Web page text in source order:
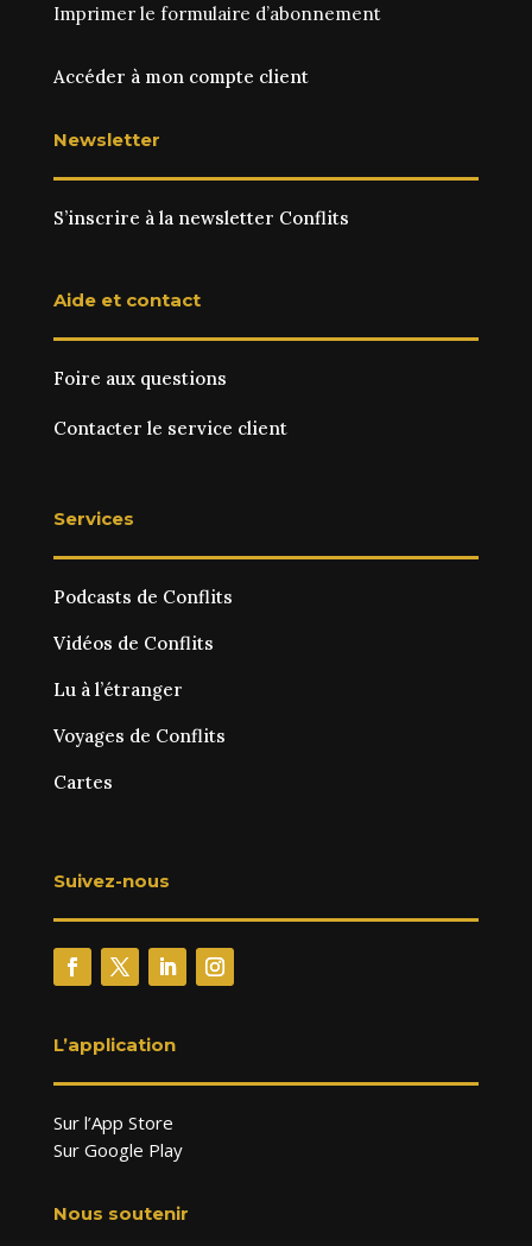
Imprimer le formulaire d’abonnement
Accéder à mon compte client
Newsletter
S’inscrire à la newsletter Conflits
Aide et contact
Foire aux questions
Contacter le service client
Services
Podcasts de Conflits
Vidéos de Conflits
Lu à l’étranger
Voyages de Conflits
Cartes
Suivez-nous
L’application
Sur l’App Store
Sur Google Play
Nous soutenir